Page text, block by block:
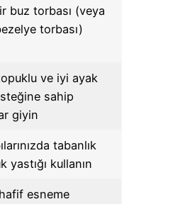
buz torbası (veya
torbası)
ve iyi ayak
sahip
giyin
tabanlık
yastığı kullanın
esneme